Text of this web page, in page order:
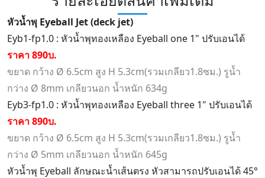
หัวน้ำพุ Eyeball Jet (deck jet)
Eyb1-fp1.0 : หัวน้ำพุทองเหลือง Eyeball one 1" ปรับเอนได้
ราคา 890บ.
ขยาด กว้าง Ø 6.5cm สูง H 5.3cm(รวมเกลียว1.8ซม.) รูน้ำ
กว่าง Ø 8mm เกลียวนอก น้ำหนัก 634g
Eyb3-fp1.0 : หัวน้ำพุทองเหลือง Eyeball three 1" ปรับเอนได้
ราคา 890บ.
ขยาด กว้าง Ø 6.5cm สูง H 5.3cm(รวมเกลียว1.8ซม.) รูน้ำ
กว่าง Ø 5mm เกลียวนอก น้ำหนัก 645g
หัวน้ำพุ Eyeball ลักษณะน้ำเส้นตรง หัวสามารถปรับเอนได้ 45°